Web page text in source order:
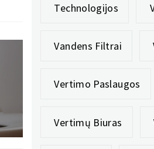
Technologijos
Vandens Filtrai
Vertimo Paslaugos
Vertimų Biuras